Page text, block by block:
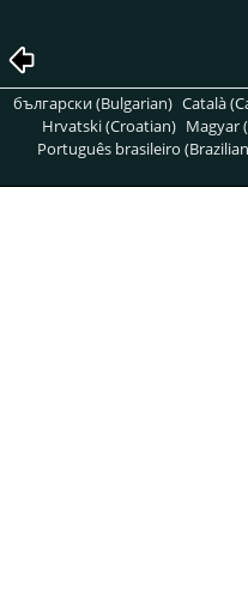
български (Bulgarian) Català
Hrvatski (Croatian) Magyar
Português brasileiro